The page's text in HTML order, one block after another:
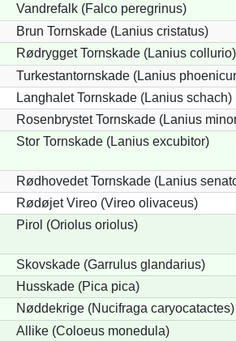
Vandrefalk (Falco peregrinus)
Brun Tornskade (Lanius cristatus)
Rødrygget Tornskade (Lanius collurio)
Turkestantornskade (Lanius
Langhalet Tornskade (Lanius schach)
Rosenbrystet Tornskade (Lanius
Stor Tornskade (Lanius excubitor)
Rødhovedet Tornskade (Lanius
Rødøjet Vireo (Vireo olivaceus)
Pirol (Oriolus oriolus)
Skovskade (Garrulus glandarius)
Husskade (Pica pica)
Nøddekrige (Nucifraga caryocatactes)
Allike (Coloeus monedula)